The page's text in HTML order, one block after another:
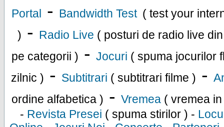
Portal - Bandwidth Test ( test your
) - Radio Live ( posturi de radio live
pe categorii ) - Jocuri ( spuma jocurilor
zilnic ) - Subtitrari ( subtitrari filme ) -
ordine alfabetica ) - Vremea ( vremea
- Revista Presei ( spuma stirilor ) -